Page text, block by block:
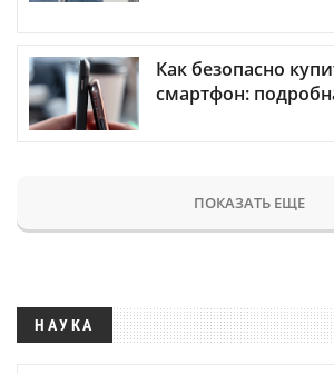
Как безопасно
смартфон:
ПОКАЗАТЬ ЕЩЕ
НАУКА